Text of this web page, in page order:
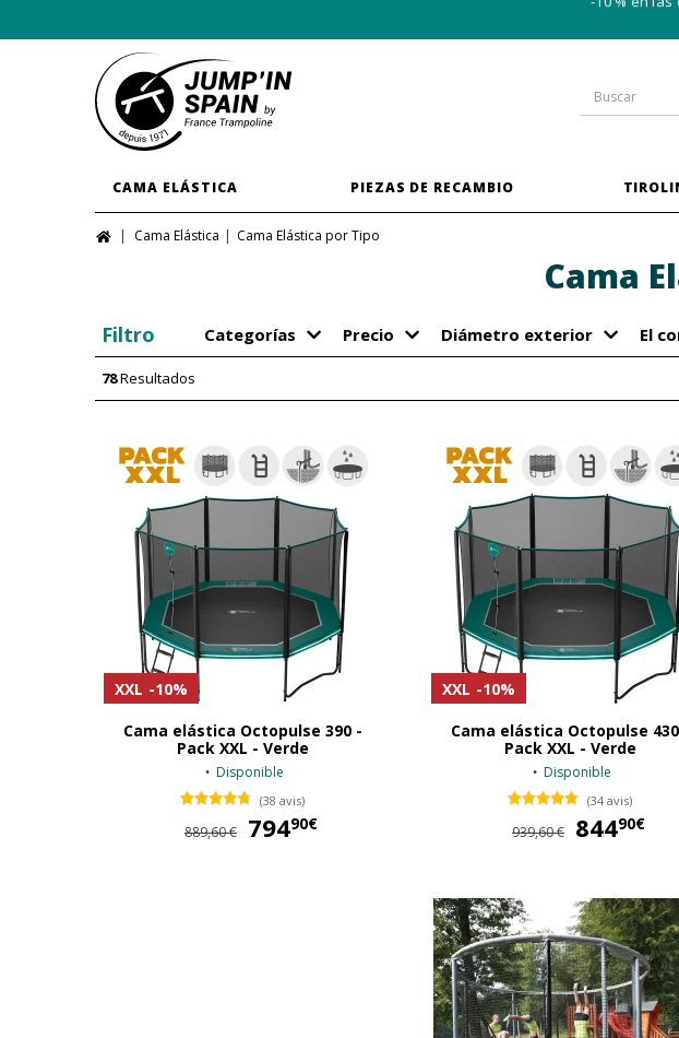
CAMA ELÁSTICA PIEZAS DE RECAMBIO
Cama Elástica Cama Elástica por Tipo
Cama
Filtro Categorías Precio Diámetro exterior El
78Resultados
XXL -10%
Cama elástica Octopulse 390 -
Pack XXL - Verde
Disponible
(38 avis)
889,60 € 79490€
XXL -10%
Cama elástica Octopulse
Pack XXL - Verde
Disponible
(34 avis)
939,60 € 84490€